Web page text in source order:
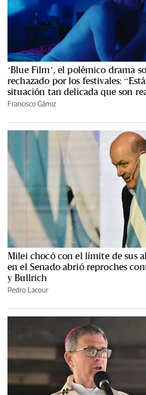
‘Blue Film’, el polémico drama
rechazado por los festivales:
situación tan delicada que son
Francisco Gámiz
Milei chocó con el límite de sus
en el Senado abrió reproches
y Bullrich
Pedro Lacour